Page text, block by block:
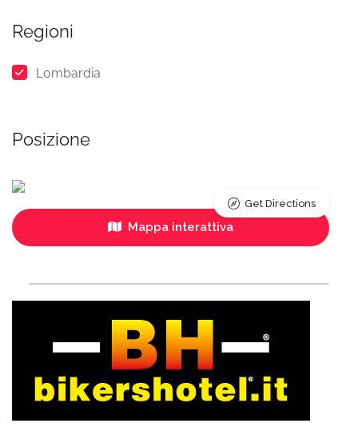
Regioni
Lombardia
Posizione
Mappa interattiva
Get Directions